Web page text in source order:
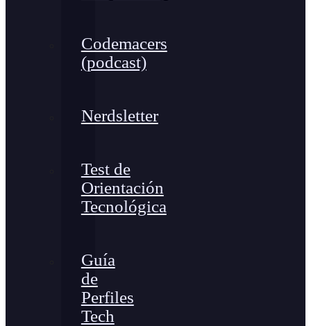
Codemacers
(podcast)
Nerdsletter
Test de
Orientación
Tecnológica
Guía
de
Perfiles
Tech